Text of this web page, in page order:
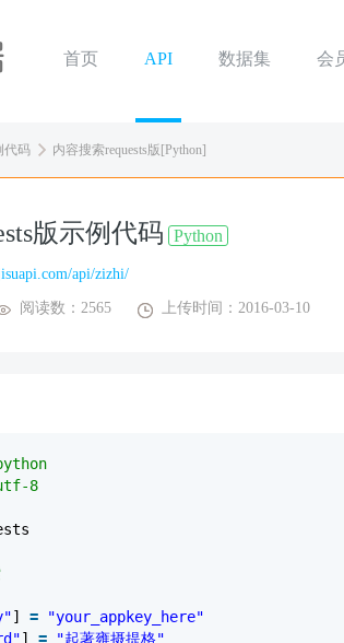
首页 API 数据集 会
代码 内容搜索requests版[Python]
版示例代码 Python
api/zizhi/
阅读数：2565 上传时间：2016-03-10
8
] =
"your_appkey_here"
] =
"起著雍摄提格"